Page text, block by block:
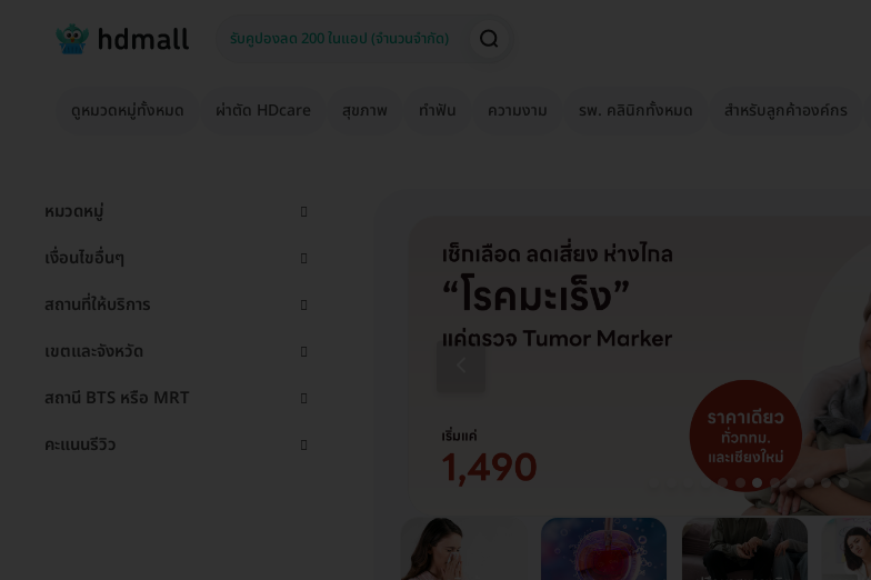
ดูหมวดหมู่ทั้งหมด ผ่าตัด HDcare สุขภาพ ทำฟัน ความงาม รพ. คลินิกทั้งหมด สำหรับลูกค้าองค์กร
หมวดหมู่
เงื่อนไขอื่นๆ
สถานที่ให้บริการ
เขตและจังหวัด
สถานี BTS หรือ MRT
คะแนนรีวิว